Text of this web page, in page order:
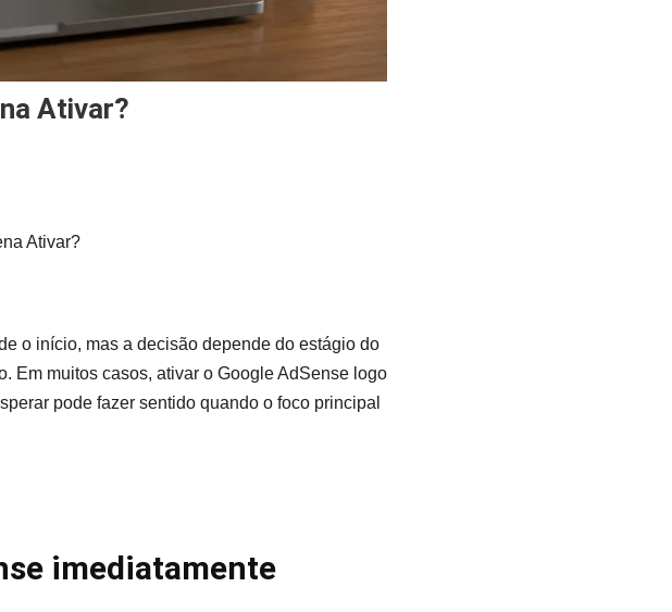
Ativar?
Ativar?
o início, mas a decisão depende do estágio do
Em muitos casos, ativar o Google AdSense logo
pode fazer sentido quando o foco principal
imediatamente